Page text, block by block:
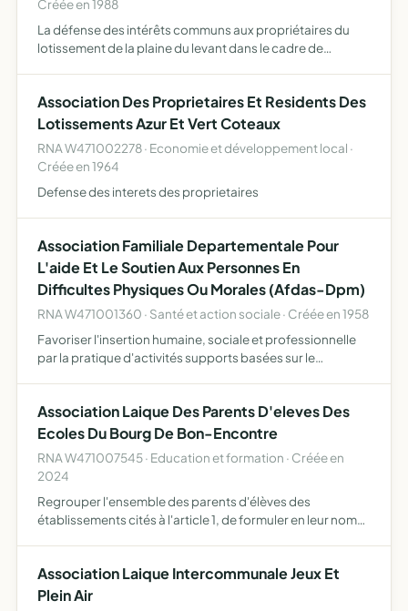
Créée en 1988
La défense des intérêts communs aux propriétaires du
lotissement de la plaine du levant dans le cadre de
Association Des Proprietaires Et Residents Des
Lotissements Azur Et Vert Coteaux
RNA W471002278 · Economie et développement local ·
Créée en 1964
Defense des interets des proprietaires
Association Familiale Departementale Pour
L'aide Et Le Soutien Aux Personnes En
Difficultes Physiques Ou Morales (Afdas-Dpm)
RNA W471001360 · Santé et action sociale · Créée en 1958
Favoriser l'insertion humaine, sociale et professionnelle
par la pratique d'activités supports basées sur le
de …
Association Laique Des Parents D'eleves Des
Ecoles Du Bourg De Bon-Encontre
RNA W471007545 · Education et formation · Créée en
2024
Regrouper l'ensemble des parents d'élèves des
établissements cités à l'article 1, de formuler en leur nom
Association Laique Intercommunale Jeux Et
Plein Air